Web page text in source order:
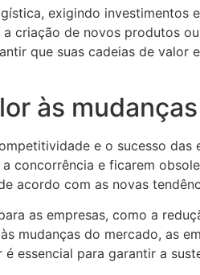
exigindo investimentos
criação de novos produtos
que suas cadeias de valor
às
e o sucesso das
e ficarem
acordo com as novas
as empresas, como a
mudanças do mercado, as
essencial para garantir a